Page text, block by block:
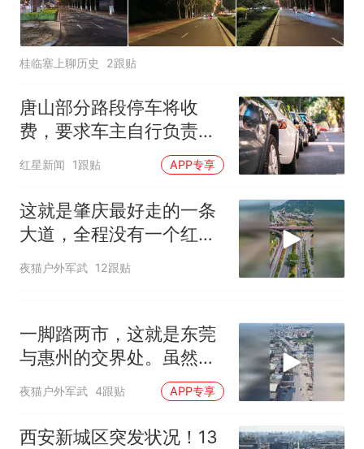
桂临塞上聊历史 2跟贴
唐山部分路段停车将收
费，要求车主自行负责车
辆及物品安全 管理公司回
红星新闻 1跟贴 APP专享
这就是肇庆最好走的一条
大道，全程没有一个红绿
灯
夜猫户外军武 12跟贴
一脚踏两市，这就是东莞
与惠州的交界处。虽然两
地居民都讲粤语，
夜猫户外军武 4跟贴 APP专享
西安新城区突发状况！13